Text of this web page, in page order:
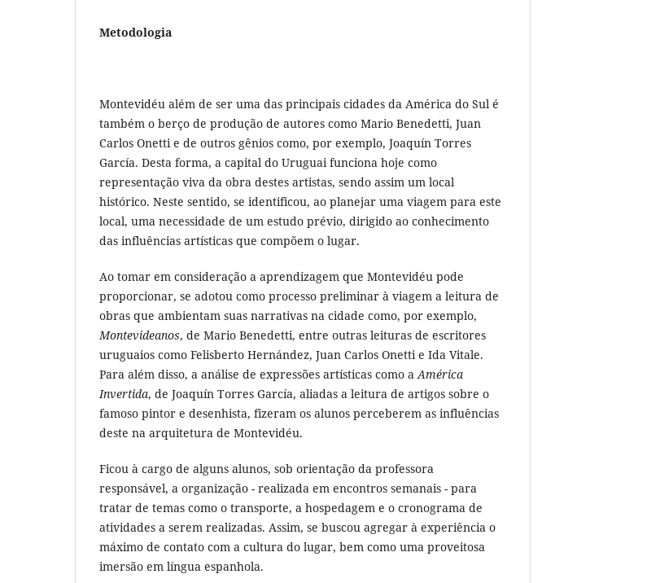
Metodologia
Montevidéu além de ser uma das principais cidades da América do Sul é
também o berço de produção de autores como Mario Benedetti, Juan
Carlos Onetti e de outros gênios como, por exemplo, Joaquín Torres
García. Desta forma, a capital do Uruguai funciona hoje como
representação viva da obra destes artistas, sendo assim um local
histórico. Neste sentido, se identificou, ao planejar uma viagem para este
local, uma necessidade de um estudo prévio, dirigido ao conhecimento
das influências artísticas que compõem o lugar.
Ao tomar em consideração a aprendizagem que Montevidéu pode
proporcionar, se adotou como processo preliminar à viagem a leitura de
obras que ambientam suas narrativas na cidade como, por exemplo,
Montevideanos, de Mario Benedetti, entre outras leituras de escritores
uruguaios como Felisberto Hernández, Juan Carlos Onetti e Ida Vitale.
Para além disso, a análise de expressões artísticas como aAmérica
Invertida, de Joaquín Torres García, aliadas a leitura de artigos sobre o
famoso pintor e desenhista, fizeram os alunos perceberem as influências
deste na arquitetura de Montevidéu.
Ficou à cargo de alguns alunos, sob orientação da professora
responsável, a organização - realizada em encontros semanais - para
tratar de temas como o transporte, a hospedagem e o cronograma de
atividades a serem realizadas. Assim, se buscou agregar à experiência o
máximo de contato com a cultura do lugar, bem como uma proveitosa
imersão em língua espanhola.